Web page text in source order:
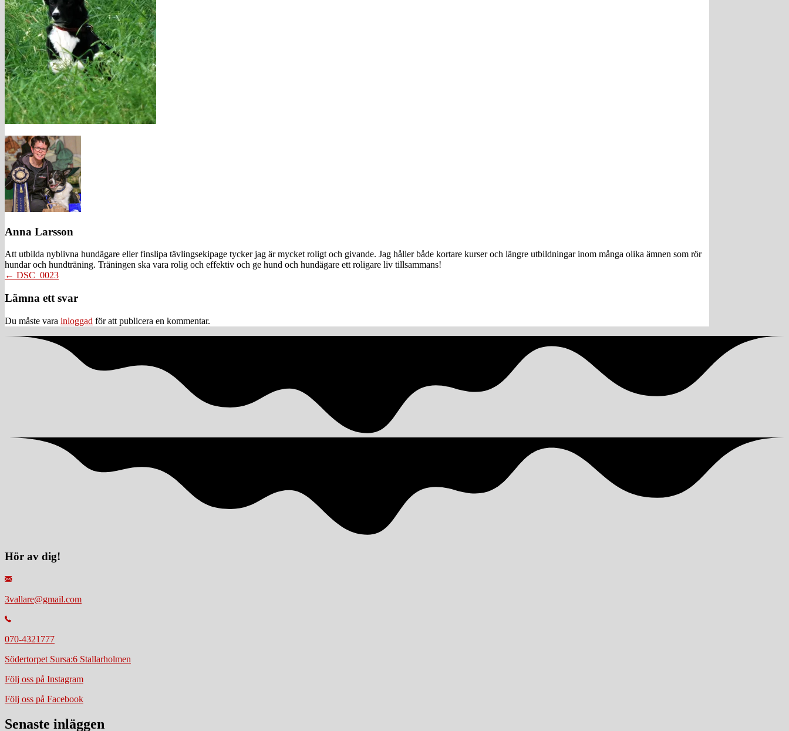
Anna Larsson
Att utbilda nyblivna hundägare eller finslipa tävlingsekipage tycker jag är mycket roligt och givande. Jag håller både kortare kurser och längre utbildningar inom många olika ämnen som rör
hundar och hundträning. Träningen ska vara rolig och effektiv och ge hund och hundägare ett roligare liv tillsammans!
Posts
navigation
← DSC_0023
Läsarkommentarer
Lämna ett svar
Du måste vara inloggad för att publicera en kommentar.
Hör av dig!
3vallare@gmail.com
070-4321777
Södertorpet Sursa:6 Stallarholmen
Följ oss på Instagram
Följ oss på Facebook
Senaste inläggen